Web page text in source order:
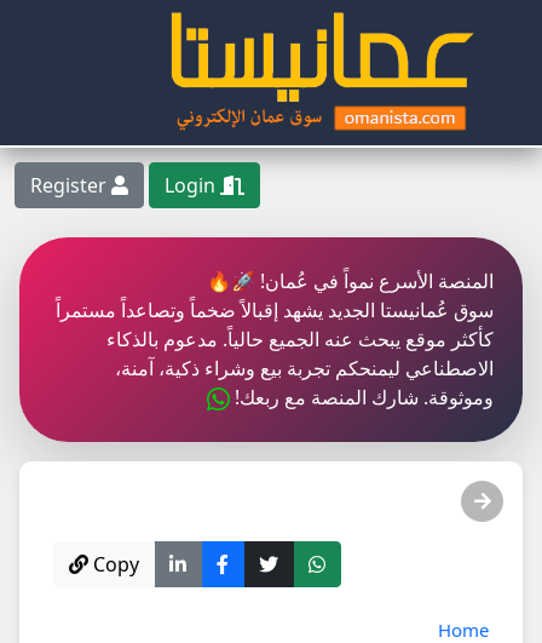
المنصة الأسرع نمواً في عُمان! 🚀🔥
سوق عُمانيستا الجديد يشهد إقبالاً ضخماً وتصاعداً مستمراً
كأكثر موقع يبحث عنه الجميع حالياً. مدعوم بالذكاء
الاصطناعي ليمنحكم تجربة بيع وشراء ذكية، آمنة،
وموثوقة. شارك المنصة مع ربعك!
Copy
Home